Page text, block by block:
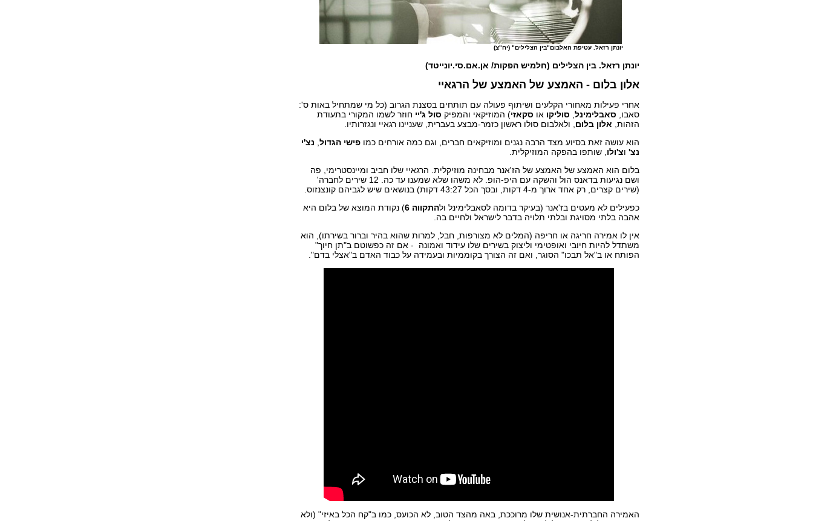
יונתן רזאל. עטיפת האלבום"בין הצלילים" (יח"צ)
יונתן רזאל. בין הצלילים (חלמיש הפקות/ אן.אם.סי.יונייטד)
אלון בלום - האמצע של האמצע של הרגאיי
אחרי פעילות מאחורי הקלעים ושיתוף פעולה עם תותחים בסצנת הגרוב (כל מי שמתחיל באות ס':
סאבו, סאבלימינל סוליקו או סקאזי) המוזיקאי והמפיק סול ג'יי חוזר לשמו המקורי בתעודת
הזהות, אלון בלום , ולאלבום סולו ראשון כזמר-מבצע בעברית, שעניינו רגאיי ונגזרותיו.
הוא עושה זאת בסיוע מצד הרבה נגנים ומוזיקאים חברים, וגם כמה אורחים כמו פישי הגדול נצ'י
נצ' וצ'ולו , שותפו בהפקה המוזיקלית.
בלום הוא האמצע של האמצע של הז'אנר מבחינה מוזיקלית. הרגאיי שלו חביב ומיינסטרימי, פה
ושם נגיעות בדאנס הול והשקה עם היפ-הופ. לא משהו שלא שמענו עד כה. 12 שירים לחברה'
(שירים קצרים, רק אחד ארוך מ-4 דקות, ובסך הכל 43:27 דקות) בנושאים שיש לגביהם קונצנזוס.
כפעילים לא מעטים בז'אנר (בעיקר בדומה לסאבלימינל ולהתקווה 6
) נקודת המוצא של בלום היא
אהבה בלתי מסויגת ובלתי תלויה בדבר לישראל ולחיים בה.
אין לו אמירה חריגה או חריפה (המלים לא מצורפות, חבל, למרות שהוא בהיר וברור בשירתו), הוא
משתדל להיות חיובי ואופטימי וליצוק בשירים שלו עידוד ואמונה - אם זה כפשוטם ב"תן חיוך"
הפותח או ב"אל תבכו" הסוגר, ואם זה הצורך בקוממיות ובעמידה על כבוד האדם ב"אצלי בדם".
האמירה החברתית-אנושית שלו מרוככת, באה מהצד הטוב, לא הכועס, כמו ב"קח הכל באיזי" (ולא